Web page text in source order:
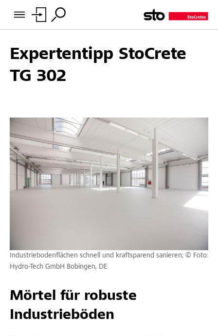
Expertentipp StoCrete
TG 302
Mörtel für robuste
Industrieböden
Industriebodenflächen schnell und kraftsparend sanieren; © Foto:
Hydro-Tech GmbH Bobingen, DE